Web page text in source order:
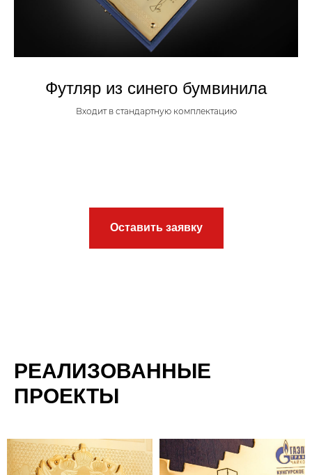
Футляр из синего бумвинила
Входит в стандартную комплектацию
Оставить заявку
РЕАЛИЗОВАННЫЕ
ПРОЕКТЫ